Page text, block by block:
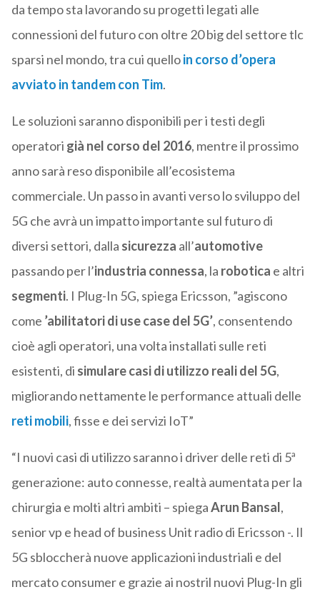
da tempo sta lavorando su progetti legati alle
connessioni del futuro con oltre 20 big del settore tlc
sparsi nel mondo, tra cui quelloin corso d’opera
avviato in tandem con Tim.
Le soluzioni saranno disponibili per i testi degli
operatori già nel corso del 2016, mentre il prossimo
anno sarà reso disponibile all’ecosistema
commerciale. Un passo in avanti verso lo sviluppo del
5G che avrà un impatto importante sul futuro di
diversi settori, dalla sicurezza all’automotive
passando per l’industria connessa, la robotica e altri
segmenti. I Plug-In 5G, spiega Ericsson, ”agiscono
come ’abilitatori di use case del 5G’, consentendo
cioè agli operatori, una volta installati sulle reti
esistenti, di simulare casi di utilizzo reali del 5G,
migliorando nettamente le performance attuali delle
reti mobili, fisse e dei servizi IoT”
“I nuovi casi di utilizzo saranno i driver delle reti di 5ª
generazione: auto connesse, realtà aumentata per la
chirurgia e molti altri ambiti – spiegaArun Bansal,
senior vp e head of business Unit radio di Ericsson -. Il
5G sbloccherà nuove applicazioni industriali e del
mercato consumer e grazie ai nostril nuovi Plug-In gli